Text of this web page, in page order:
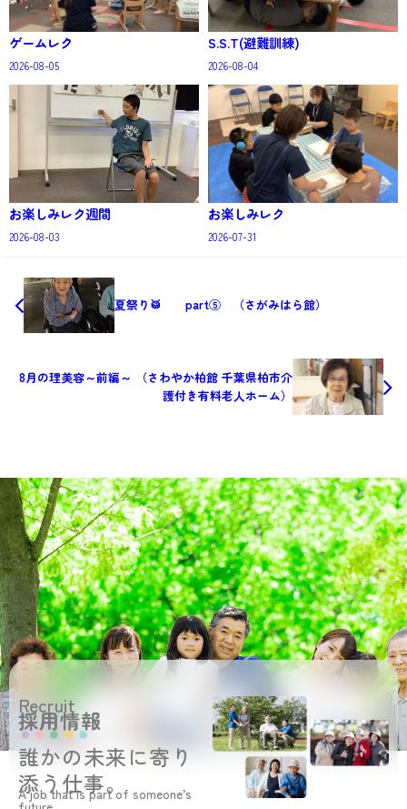
ゲームレク
2026-08-05
S.S.T(避難訓練)
2026-08-04
お楽しみレク週間
2026-08-03
お楽しみレク
2026-07-31
夏祭り🥁 part⑤ （さがみはら館）
8月の理美容～前編～ （さわやか柏館 千葉県柏市介
護付き有料老人ホーム）
Recruit
採用情報
誰かの未来に寄り
添う仕事。
A job that is part of someone’s